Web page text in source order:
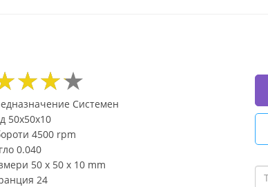
Системен
50x50x10
4500 rpm
0.040
50 x 50 x 10 mm
24